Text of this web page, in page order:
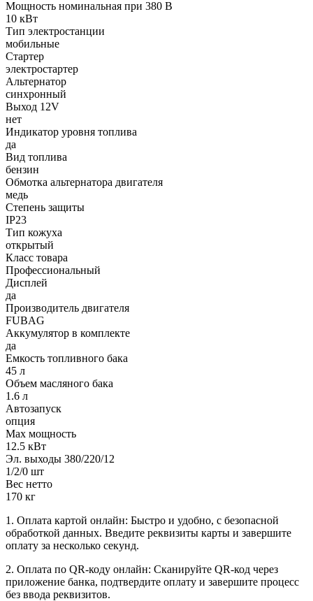
Мощность номинальная при 380 В
10 кВт
Тип электростанции
мобильные
Стартер
электростартер
Альтернатор
синхронный
Выход 12V
нет
Индикатор уровня топлива
да
Вид топлива
бензин
Обмотка альтернатора двигателя
медь
Степень защиты
IP23
Тип кожуха
открытый
Класс товара
Профессиональный
Дисплей
да
Производитель двигателя
FUBAG
Аккумулятор в комплекте
да
Емкость топливного бака
45 л
Объем масляного бака
1.6 л
Автозапуск
опция
Max мощность
12.5 кВт
Эл. выходы 380/220/12
1/2/0 шт
Вес нетто
170 кг
1. Оплата картой онлайн: Быстро и удобно, с безопасной
обработкой данных. Введите реквизиты карты и завершите
оплату за несколько секунд.
2. Оплата по QR-коду онлайн: Сканируйте QR-код через
приложение банка, подтвердите оплату и завершите процесс
без ввода реквизитов.